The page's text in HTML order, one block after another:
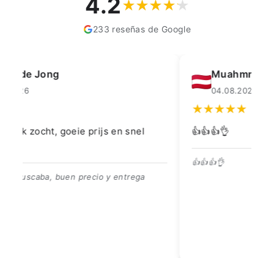
4.2
233 reseñas de Google
Muahmmet Karadag
👍👍👍👌
👍👍👍👌